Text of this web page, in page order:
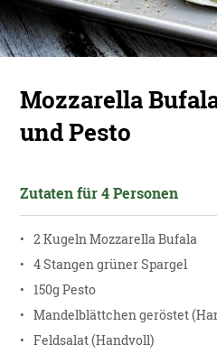
Mozzarella
und Pesto
Zutaten für 4 Personen
2 Kugeln Mozzarella Bufala
4 Stangen grüner Spargel
150g Pesto
Mandelblättchen geröstet
Feldsalat (Handvoll)